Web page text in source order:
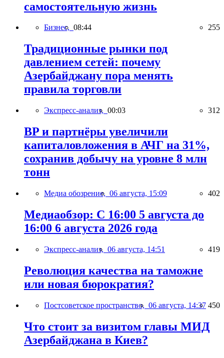
самостоятельную жизнь
Бизнес, 08:44 255
Традиционные рынки под
давлением сетей: почему
Азербайджану пора менять
правила торговли
Экспресс-анализ, 00:03 312
BP и партнёры увеличили
капиталовложения в АЧГ на 31%,
сохранив добычу на уровне 8 млн
тонн
Медиа обозрение, 06 августа, 15:09 402
Медиаобзор: С 16:00 5 августа до
16:00 6 августа 2026 года
Экспресс-анализ, 06 августа, 14:51 419
Революция качества на таможне
или новая бюрократия?
Постсоветское пространство, 06 августа, 14:37 450
Что стоит за визитом главы МИД
Азербайджана в Киев?